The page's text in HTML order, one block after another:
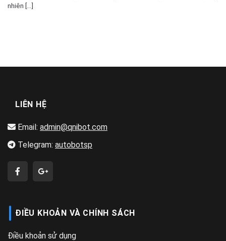
nhiên [...]
LIÊN HỆ
Email: admin@qnibot.com
Telegram: autobotsp
ĐIỀU KHOẢN VÀ CHÍNH SÁCH
Điều khoản sử dụng